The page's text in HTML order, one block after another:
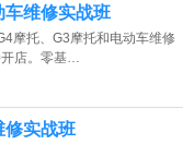
维修实战班
摩托、G3摩托和电动车维修
开店。零基…
修实战班